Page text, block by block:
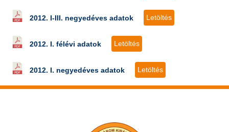
2012. I-III. negyedéves adatok Letöltés
2012. I. félévi adatok Letöltés
2012. I. negyedéves adatok Letöltés